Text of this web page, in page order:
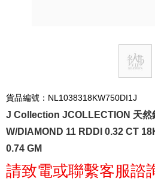
貨品編號：NL1038318KW750DI1J
J Collection JCOLLECTION 天然
W/DIAMOND 11 RDDI 0.32 CT
0.74 GM
請致電或聯繫客服諮